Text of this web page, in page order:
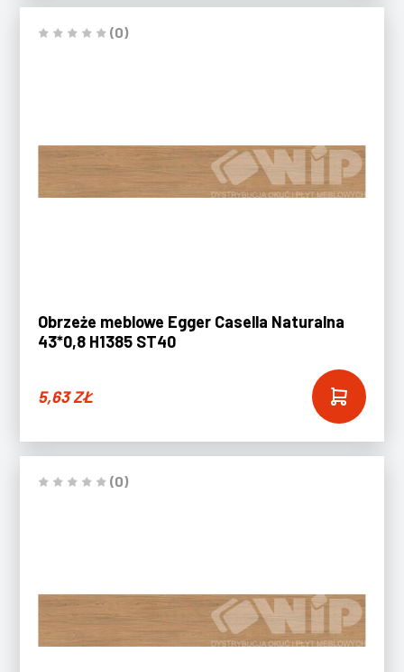
(0)
Obrzeże meblowe Egger Casella Naturalna
43*0,8 H1385 ST40
5,63ZŁ
(0)